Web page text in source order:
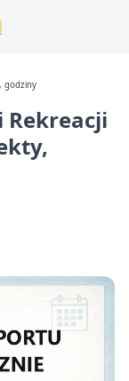
godziny
Rekreacji